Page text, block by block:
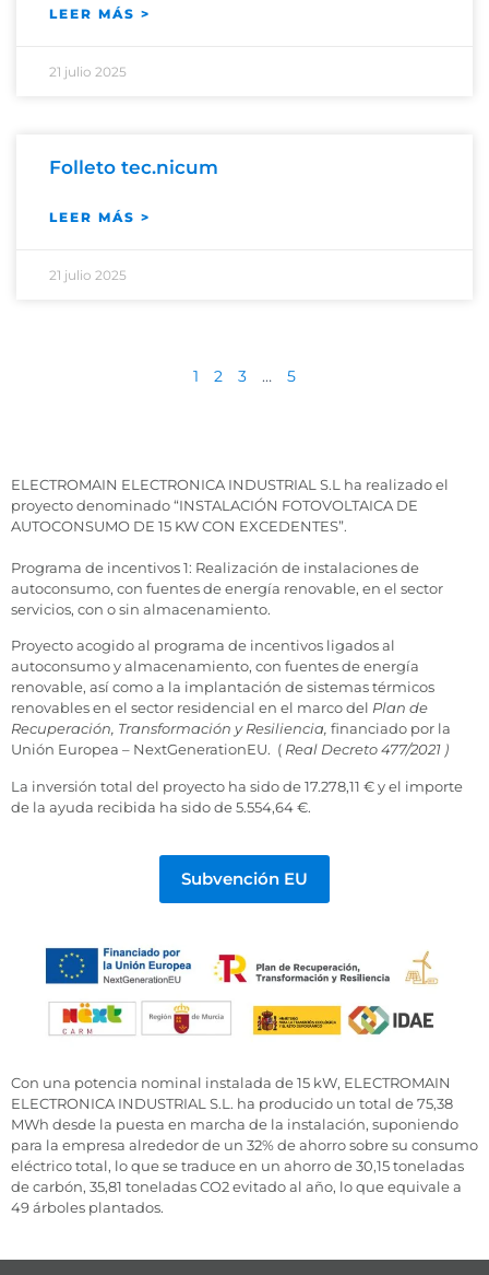
LEER MÁS >
21 julio 2025
Folleto tec.nicum
LEER MÁS >
21 julio 2025
1 2 3 … 5
ELECTROMAIN ELECTRONICA INDUSTRIAL S.L ha realizado el
proyecto denominado “INSTALACIÓN FOTOVOLTAICA DE
AUTOCONSUMO DE 15 KW CON EXCEDENTES”.
Programa de incentivos 1: Realización de instalaciones de
autoconsumo, con fuentes de energía renovable, en el sector
servicios, con o sin almacenamiento.
Proyecto acogido al programa de incentivos ligados al
autoconsumo y almacenamiento, con fuentes de energía
renovable, así como a la implantación de sistemas térmicos
renovables en el sector residencial en el marco del Plan de
Recuperación, Transformación y Resiliencia, financiado por la
Unión Europea – NextGenerationEU. ( Real Decreto 477/2021 )
La inversión total del proyecto ha sido de 17.278,11 € y el importe
de la ayuda recibida ha sido de 5.554,64 €.
Subvención EU
Con una potencia nominal instalada de 15 kW, ELECTROMAIN
ELECTRONICA INDUSTRIAL S.L. ha producido un total de 75,38
MWh desde la puesta en marcha de la instalación, suponiendo
para la empresa alrededor de un 32% de ahorro sobre su consumo
eléctrico total, lo que se traduce en un ahorro de 30,15 toneladas
de carbón, 35,81 toneladas CO2 evitado al año, lo que equivale a
49 árboles plantados.